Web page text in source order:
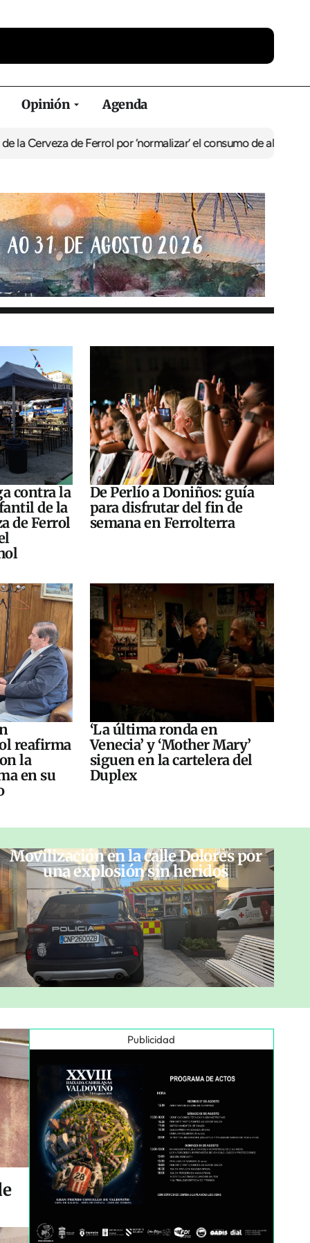
Opinión Agenda
Ferrol por ‘normalizar’ el consumo de alcoholDe Perlío a
contra la
de la
de Ferrol
De Perlío a Doniños: guía
para disfrutar del fin de
semana en Ferrolterra
reafirma
la
en su
‘La última ronda en
Venecia’ y ‘Mother Mary’
siguen en la cartelera del
Duplex
Movilización en la calle Dolores por
una explosión sin heridos
Publicidad